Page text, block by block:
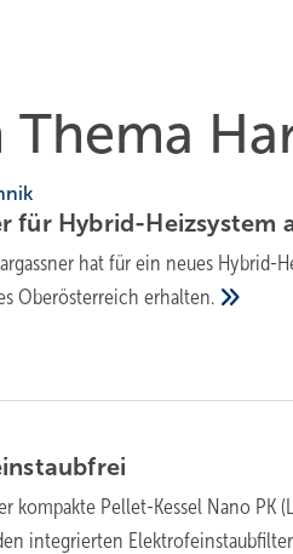
für Hybrid-Heiz­sys­tem
hat für ein neues Hyb­rid-
Ober­ös­ter­reicher­halten.
kompakte Pellet-Kessel Nano PK
integrierten